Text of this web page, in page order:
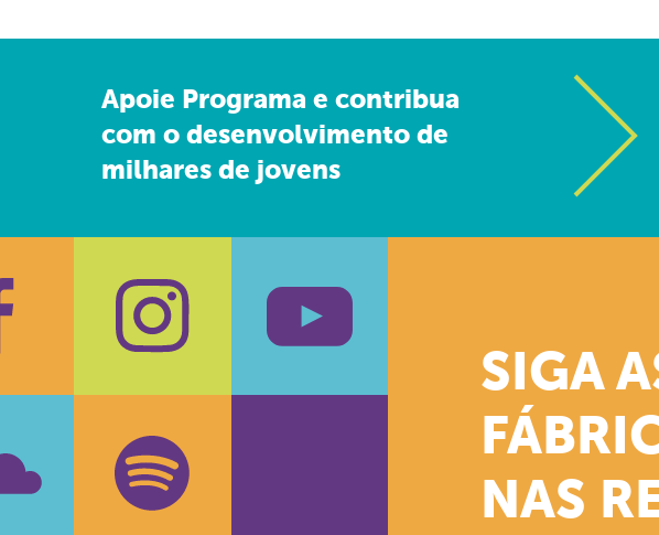
Apoie Programa e contribua
com o desenvolvimento de
milhares de jovens
SIGA
NAS
Instagram